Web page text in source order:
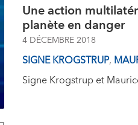
Une action
planète en danger
4 DÉCEMBRE 2018
SIGNE KROGSTRUP,
Signe Krogstrup et